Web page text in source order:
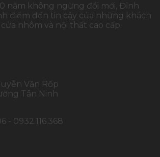
năm không ngừng đổi mới, Đỉnh
điểm đến tin cậy của những khách
nhôm và nội thất cao cấp.
Văn Rốp
Tân Ninh
- 0932.116.368